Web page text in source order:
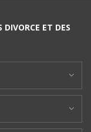
ET DES